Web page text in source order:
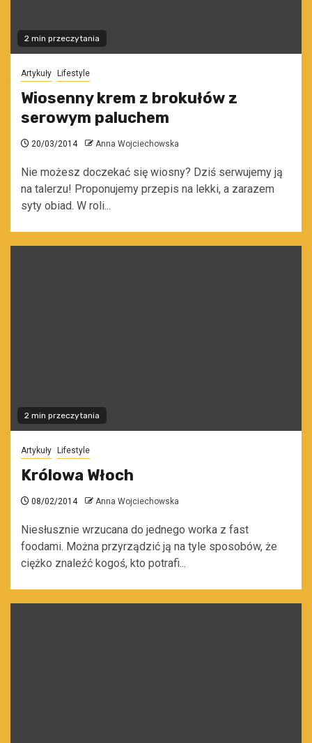
2 min przeczytania
Artykuły Lifestyle
Wiosenny krem z brokułów z
serowym paluchem
20/03/2014 Anna Wojciechowska
Nie możesz doczekać się wiosny? Dziś serwujemy ją
na talerzu! Proponujemy przepis na lekki, a zarazem
syty obiad. W roli...
2 min przeczytania
Artykuły Lifestyle
Królowa Włoch
08/02/2014 Anna Wojciechowska
Niesłusznie wrzucana do jednego worka z fast
foodami. Można przyrządzić ją na tyle sposobów, że
ciężko znaleźć kogoś, kto potrafi...